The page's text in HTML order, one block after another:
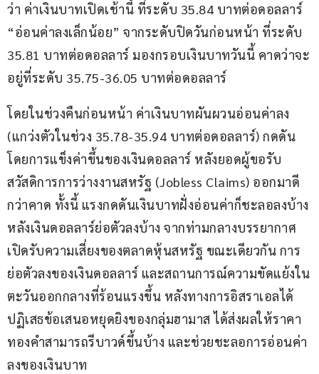
ว่า ค่าเงินบาทเปิดเช้านี้ ที่ระดับ 35.84 บาทต่อดอลลาร์
“อ่อนค่าลงเล็กน้อย” จากระดับปิดวันก่อนหน้า ที่ระดับ
35.81 บาทต่อดอลลาร์ มองกรอบเงินบาทวันนี้ คาดว่าจะ
อยู่ที่ระดับ 35.75-36.05 บาทต่อดอลลาร์
โดยในช่วงคืนก่อนหน้า ค่าเงินบาทผันผวนอ่อนค่าลง
(แกว่งตัวในช่วง 35.78-35.94 บาทต่อดอลลาร์) กดดัน
โดยการแข็งค่าขึ้นของเงินดอลลาร์ หลังยอดผู้ขอรับ
สวัสดิการการว่างงานสหรัฐ (Jobless Claims) ออกมาดี
กว่าคาด ทั้งนี้ แรงกดดันเงินบาทฝั่งอ่อนค่าก็ชะลอลงบ้าง
หลังเงินดอลลาร์ย่อตัวลงบ้าง จากท่ามกลางบรรยากาศ
เปิดรับความเสี่ยงของตลาดหุ้นสหรัฐ ขณะเดียวกัน การ
ย่อตัวลงของเงินดอลลาร์ และสถานการณ์ความขัดแย้งใน
ตะวันออกกลางที่ร้อนแรงขึ้น หลังทางการอิสราเอลได้
ปฏิเสธข้อเสนอหยุดยิงของกลุ่มฮามาส ได้ส่งผลให้ราคา
ทองคำสามารถรีบาวด์ขึ้นบ้าง และช่วยชะลอการอ่อนค่า
ลงของเงินบาท